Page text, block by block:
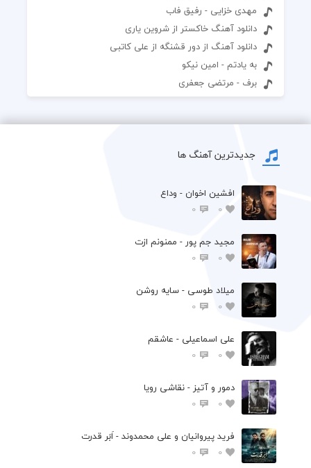
مهدی خزایی - رفیق فاب
دانلود آهنگ خاکستر از شروین یاری
دانلود آهنگ از دور قشنگه از علی کاتبی
به یادتم - امین نیکو
برف - مرتضی جعفری
جدیدترین آهنگ ها
افشين اخوان - وداع
0
0
مجید جم پور - ممنونم ازت
0
0
میلاد طوسی - سایه روشن
0
0
علی اسماعیلی - عاشقم
0
0
دمور و آتیز - نقاشی رویا
0
0
فرید پیروانیان و علی محمدوند - اَبَر قدرت
0
0